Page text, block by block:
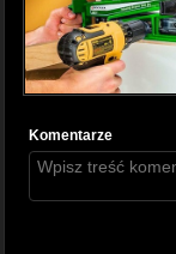
Komentarze